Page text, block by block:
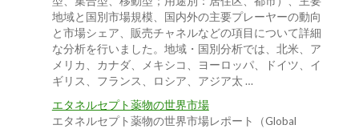
地域と国別市場規模、国内外の主要プレーヤーの動向
と市場シェア、販売チャネルなどの項目について詳細
な分析を行いました。地域・国別分析では、北米、ア
メリカ、カナダ、メキシコ、ヨーロッパ、ドイツ、イ
ギリス、フランス、ロシア、アジア太 …
エタネルセプト薬物の世界市場
エタネルセプト薬物の世界市場レポート（Global